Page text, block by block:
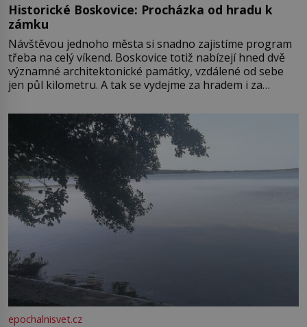
Historické Boskovice: Procházka od hradu k
zámku
Návštěvou jednoho města si snadno zajistíme program
třeba na celý víkend. Boskovice totiž nabízejí hned dvě
významné architektonické památky, vzdálené od sebe
jen půl kilometru. A tak se vydejme za hradem i za
Boskovice na okraji Drahanské vrchoviny vznikla někdy
ve13. století, a už v roce 1313 kronikáři zaznamenali
epochalnisvet.cz